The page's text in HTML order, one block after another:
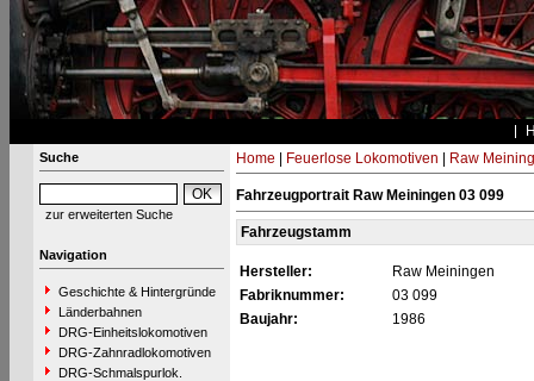
Suche
zur erweiterten Suche
Navigation
Geschichte & Hintergründe
Länderbahnen
DRG-Einheitslokomotiven
DRG-Zahnradlokomotiven
DRG-Schmalspurlok.
Home Feuerlose Lokomotiven Raw
Fahrzeugportrait Raw Meiningen 03 099
Fahrzeugstamm
Hersteller:
Raw Meiningen
Fabriknummer:
03 099
Baujahr:
1986